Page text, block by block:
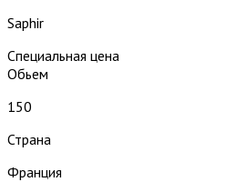
Saphir
Специальная цена
Обьем
150
Страна
Франция